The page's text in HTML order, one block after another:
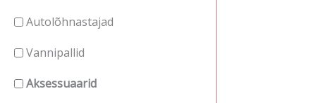
Autolõhnastajad
Vannipallid
Aksessuaarid